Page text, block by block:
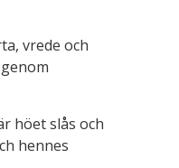
vrede och
höet slås och
hennes